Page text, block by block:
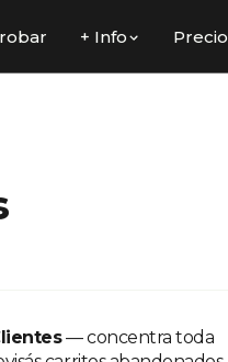
+ Info Precio
— concentra toda